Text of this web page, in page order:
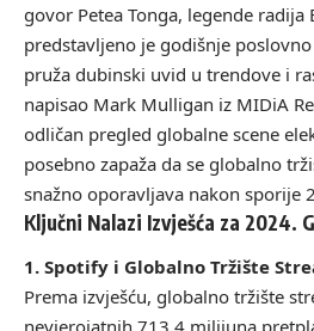
govor Petea Tonga, legende radija
predstavljeno je godišnje
pruža dubinski uvid u trendove i
napisao Mark Mulligan iz MIDiA
odličan pregled globalne scene
posebno zapaža da se globalno
snažno oporavljava nakon sporije
Ključni Nalazi Izvješća za 2024.
1. Spotify i Globalno Tržište
Prema izvješću, globalno tržište